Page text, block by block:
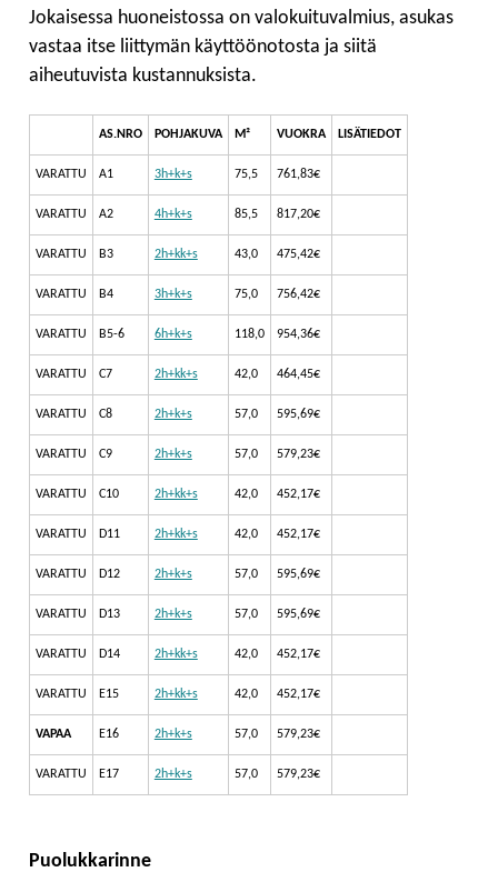
Jokaisessa huoneistossa on valokuituvalmius, asukas
vastaa itse liittymän käyttöönotosta ja siitä
aiheutuvista kustannuksista.
AS.NRO POHJAKUVA M² VUOKRA LISÄTIEDOT
VARATTU A1 3h+k+s 75,5 761,83€
VARATTU A2 4h+k+s 85,5 817,20€
VARATTU B3 2h+kk+s 43,0 475,42€
VARATTU B4 3h+k+s 75,0 756,42€
VARATTU B5-6 6h+k+s 118,0 954,36€
VARATTU C7 2h+kk+s 42,0 464,45€
VARATTU C8 2h+k+s 57,0 595,69€
VARATTU C9 2h+k+s 57,0 579,23€
VARATTU C10 2h+kk+s 42,0 452,17€
VARATTU D11 2h+kk+s 42,0 452,17€
VARATTU D12 2h+k+s 57,0 595,69€
VARATTU D13 2h+k+s 57,0 595,69€
VARATTU D14 2h+kk+s 42,0 452,17€
VARATTU E15 2h+kk+s 42,0 452,17€
VAPAA E16 2h+k+s 57,0 579,23€
VARATTU E17 2h+k+s 57,0 579,23€
Puolukkarinne